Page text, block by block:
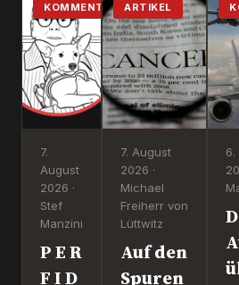
KOMMENTAR
7.
August
2026 ·
Stef
Manzini
P E R
F I D
ARTIKEL
7. August
2026 ·
Michael
Freiherr von
Lüttwitz
Auf den
Spuren
6.